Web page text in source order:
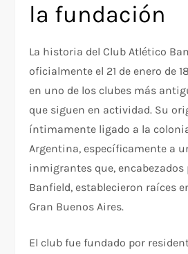
la fundación
La historia del Club Atlético
oficialmente el 21 de enero de
en uno de los clubes más
que siguen en actividad. Su
íntimamente ligado a la
Argentina, específicamente a
inmigrantes que, encabezados
Banfield, establecieron raíces
Gran Buenos Aires.
El club fue fundado por